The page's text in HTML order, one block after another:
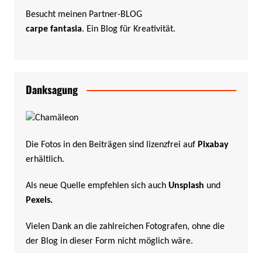
Besucht meinen Partner-BLOG
carpe fantasia. Ein Blog für Kreativität.
Danksagung
Die Fotos in den Beiträgen sind lizenzfrei auf Pixabay
erhältlich.
Als neue Quelle empfehlen sich auch Unsplash und
Pexels.
Vielen Dank an die zahlreichen Fotografen, ohne die
der Blog in dieser Form nicht möglich wäre.